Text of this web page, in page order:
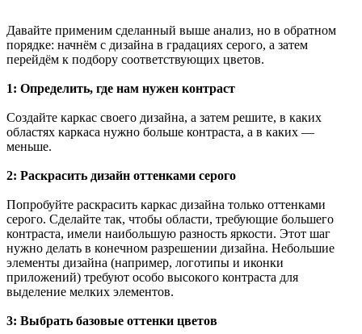
Давайте применим сделанный выше анализ, но в обратном
порядке: начнём с дизайна в градациях серого, а затем
перейдём к подбору соответствующих цветов.
1: Определить, где нам нужен контраст
Создайте каркас своего дизайна, а затем решите, в каких
областях каркаса нужно больше контраста, а в каких —
меньше.
2: Раскрасить дизайн оттенками серого
Попробуйте раскрасить каркас дизайна только оттенками
серого. Сделайте так, чтобы области, требующие большего
контраста, имели наибольшую разность яркости. Этот шаг
нужно делать в конечном разрешении дизайна. Небольшие
элементы дизайна (например, логотипы и иконки
приложений) требуют особо высокого контраста для
выделение мелких элементов.
3: Выбрать базовые оттенки цветов